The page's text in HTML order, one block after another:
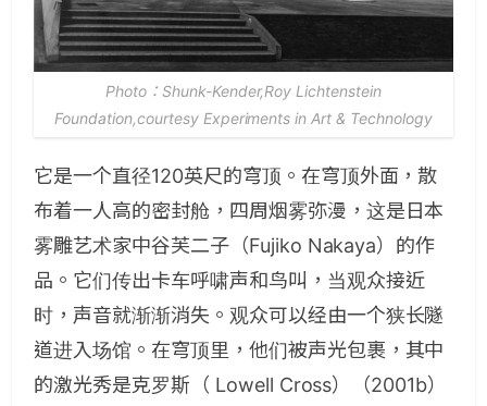
Photo：Shunk-Kender,Roy Lichtenstein
Foundation,courtesy Experiments in Art & Technology
它是一个直径120英尺的穹顶。 在穹顶外面，散
布着一人高的密封舱，四周烟雾弥漫，这是日本
雾雕艺术家中谷芙二子（Fujiko Nakaya）的作
品。它们传出卡车呼啸声和鸟叫，当观众接近
时，声音就渐渐消失。 观众可以经由一个狭长隧
道进入场馆。在穹顶里，他们被声光包裹，其中
的激光秀是克罗斯（ Lowell Cross）（2001b）